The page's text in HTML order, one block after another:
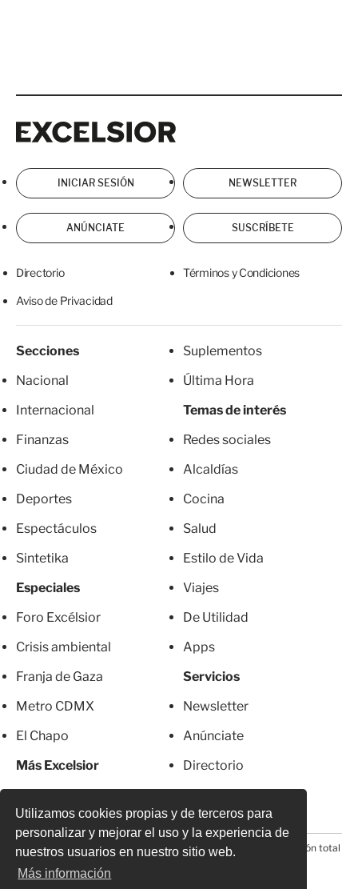
Utilizamos cookies propias y de terceros para
personalizar y mejorar el uso y la experiencia de
nuestros usuarios en nuestro sitio web.
Más información
INICIAR SESIÓN NEWSLETTER
ANÚNCIATE SUSCRÍBETE
Directorio Términos y Condiciones
Aviso de Privacidad
Secciones
Nacional
Internacional
Finanzas
Ciudad de México
Deportes
Espectáculos
Sintetika
Especiales
Foro Excélsior
Crisis ambiental
Franja de Gaza
Metro CDMX
El Chapo
Más Excelsior
Suplementos
Última Hora
Temas de interés
Redes sociales
Alcaldías
Cocina
Salud
Estilo de Vida
Viajes
De Utilidad
Apps
Servicios
Newsletter
Anúnciate
Directorio
© 2026 Todos los derechos reservados. Prohibida la reproducción total
o parcial, incluyendo cualquier medio electrónico*